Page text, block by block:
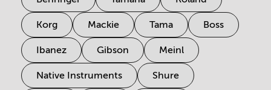
Korg Mackie Tama Boss
Ibanez Gibson Meinl
Native Instruments Shure